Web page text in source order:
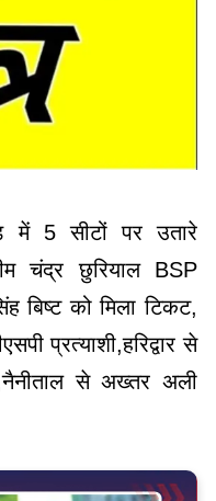
में 5 सीटों पर उतारे
चंद्र छुरियाल BSP
बिष्ट को मिला टिकट,
प्रत्याशी,हरिद्वार से
से अख्तर अली